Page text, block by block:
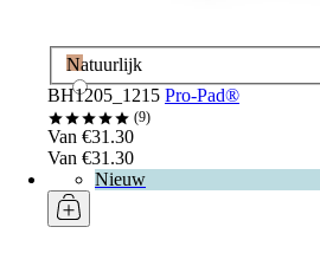
Natuurlijk
BH1205_1215 Pro-Pad®
9
Van €31.30
Van €31.30
Nieuw